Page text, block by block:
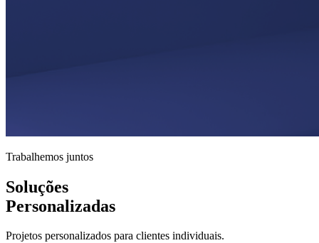
Trabalhemos juntos
Soluções
Personalizadas
Projetos personalizados para clientes individuais.